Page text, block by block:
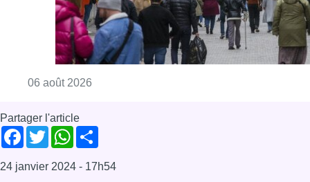
06 août 2026
Partager l'article
Facebook
TwitterWhatsApp
24 janvier 2024 - 17h54